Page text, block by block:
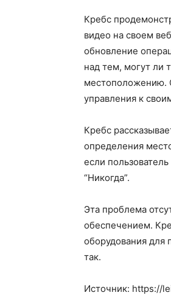
Кребс
видео на своем
обновление
над тем, могут ли
местоположению.
управления к
Кребс
определения
если
“Никогда”.
Эта проблема
обеспечением.
оборудования для
так.
Источник: https://